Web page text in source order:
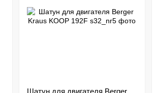
Шатун для двигателя Berger